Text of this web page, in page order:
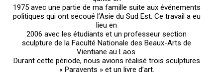
1975 avec une partie de ma famille suite aux événements
politiques qui ont secoué l’Asie du Sud Est. Ce travail a eu
lieu en
2006 avec les étudiants et un professeur section
sculpture de la Faculté Nationale des Beaux-Arts de
Vientiane au Laos.
Durant cette période, nous avions réalisé trois sculptures
« Paravents » et un livre d’art.